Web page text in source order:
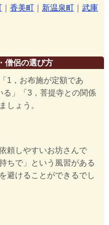
香美町 新温泉町
武庫
僧侶の選び方
1，お布施が定額であ
る」「3，菩提寺との関係
しょう。
頼しやすいお坊さんで
ちで」という風習がある
避けることができるでし